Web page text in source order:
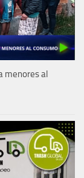
menores al